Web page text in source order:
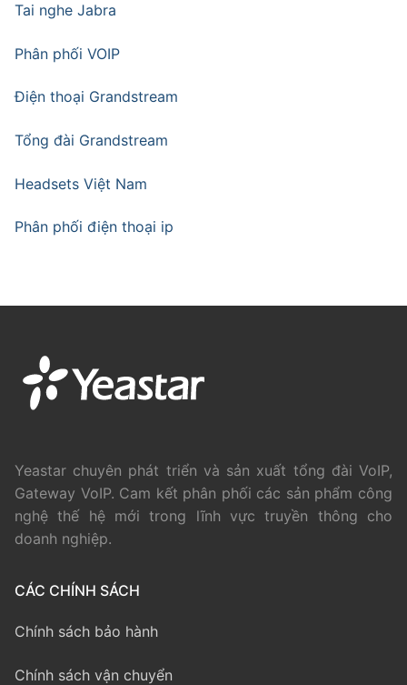
Tai nghe Jabra
Phân phối VOIP
Điện thoại Grandstream
Tổng đài Grandstream
Headsets Việt Nam
Phân phối điện thoại ip
Yeastar chuyên phát triển và sản xuất tổng đài VoIP,
Gateway VoIP. Cam kết phân phối các sản phẩm công
nghệ thế hệ mới trong lĩnh vực truyền thông cho
doanh nghiệp.
CÁC CHÍNH SÁCH
Chính sách bảo hành
Chính sách vận chuyển